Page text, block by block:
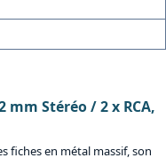
mm Stéréo / 2 x RCA,
fiches en métal massif, son